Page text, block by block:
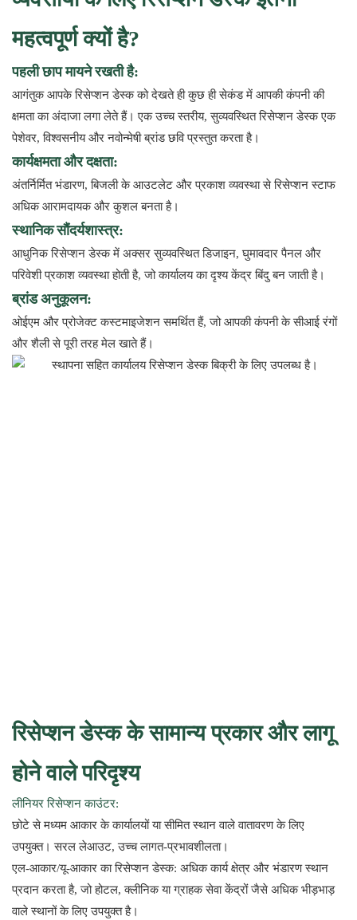
महत्वपूर्ण क्यों है?
पहली छाप मायने रखती है:
आगंतुक आपके रिसेप्शन डेस्क को देखते ही कुछ ही सेकंड में आपकी कंपनी की
क्षमता का अंदाजा लगा लेते हैं। एक उच्च स्तरीय, सुव्यवस्थित रिसेप्शन डेस्क एक
पेशेवर, विश्वसनीय और नवोन्मेषी ब्रांड छवि प्रस्तुत करता है।
कार्यक्षमता और दक्षता:
अंतर्निर्मित भंडारण, बिजली के आउटलेट और प्रकाश व्यवस्था से रिसेप्शन स्टाफ
अधिक आरामदायक और कुशल बनता है।
स्थानिक सौंदर्यशास्त्र:
आधुनिक रिसेप्शन डेस्क में अक्सर सुव्यवस्थित डिजाइन, घुमावदार पैनल और
परिवेशी प्रकाश व्यवस्था होती है, जो कार्यालय का दृश्य केंद्र बिंदु बन जाती है।
ब्रांड अनुकूलन:
ओईएम और प्रोजेक्ट कस्टमाइजेशन समर्थित हैं, जो आपकी कंपनी के सीआई रंगों
और शैली से पूरी तरह मेल खाते हैं।
रिसेप्शन डेस्क के सामान्य प्रकार और लागू
होने वाले परिदृश्य
लीनियर रिसेप्शन काउंटर:
छोटे से मध्यम आकार के कार्यालयों या सीमित स्थान वाले वातावरण के लिए
उपयुक्त। सरल लेआउट, उच्च लागत-प्रभावशीलता।
एल-आकार/यू-आकार का रिसेप्शन डेस्क: अधिक कार्य क्षेत्र और भंडारण स्थान
प्रदान करता है, जो होटल, क्लीनिक या ग्राहक सेवा केंद्रों जैसे अधिक भीड़भाड़
वाले स्थानों के लिए उपयुक्त है।